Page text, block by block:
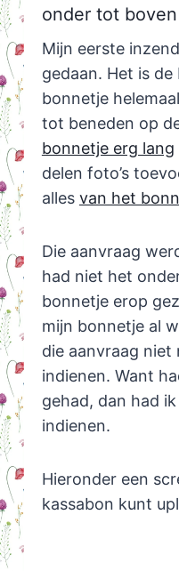
onder tot boven
Mijn eerste
gedaan. Het is
bonnetje
tot beneden op
bonnetje erg lang
delen foto’s
alles van het
Die aanvraag
had niet het
bonnetje erop
mijn bonnetje al
die aanvraag niet
indienen. Want
gehad, dan had
indienen.
Hieronder een
kassabon kunt